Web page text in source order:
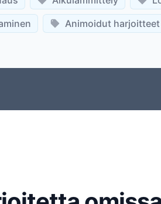
Animoidut harjoitteet